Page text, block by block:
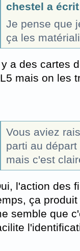
chestel a
Je pense que
ça les
y a des cartes
mais on les
Vous aviez
parti au
mais c'est
l'action des
ça
semble que